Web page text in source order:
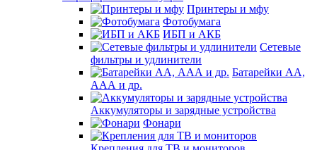
Принтеры и мфу
Фотобумага
ИБП и АКБ
Сетевые
фильтры и удлинители
Батарейки АА,
ААА и др.
Аккумуляторы и зарядные устройства
Фонари